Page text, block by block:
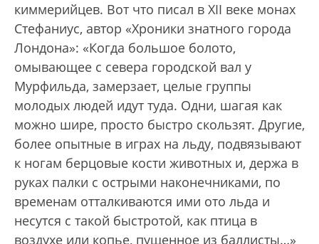
киммерийцев. Вот что писал в XII веке монах
Стефаниус, автор «Хроники знатного города
Лондона»: «Когда большое болото,
омывающее с севера городской вал у
Мурфильда, замерзает, целые группы
молодых людей идут туда. Одни, шагая как
можно шире, просто быстро скользят. Другие,
более опытные в играх на льду, подвязывают
к ногам берцовые кости животных и, держа в
руках палки с острыми наконечниками, по
временам отталкиваются ими ото льда и
несутся с такой быстротой, как птица в
воздухе или копье, пущенное из баллисты…»